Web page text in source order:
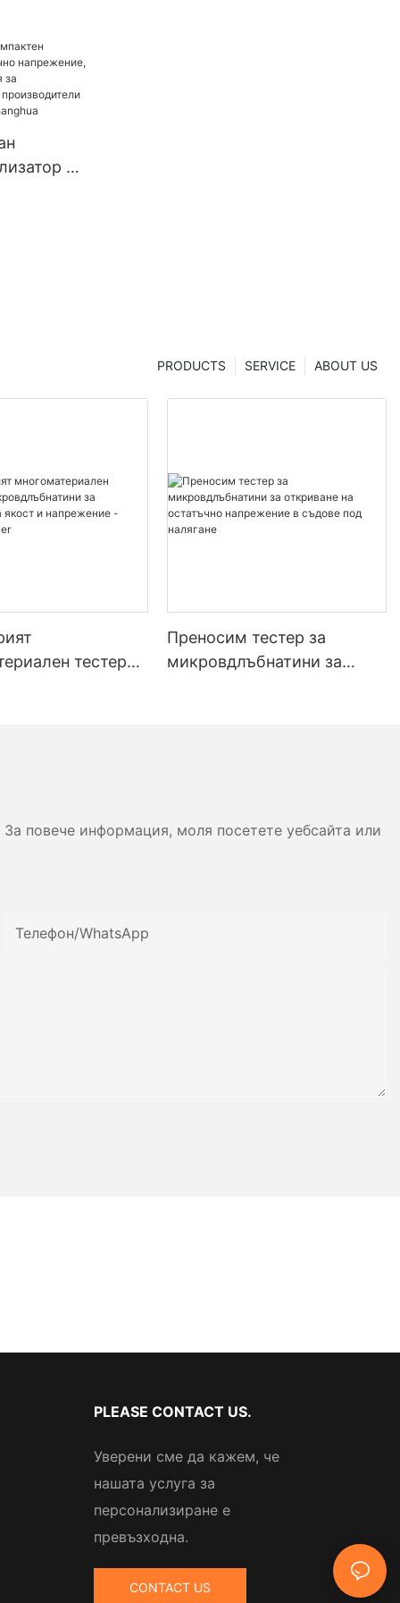
на
ABOUT US
SERVICE
PRODUCTS
тестер
Преносим тестер за
микровдлъбнатини за
повече информация, моля посетете уебсайта или
Телефон/WhatsApp
PLEASE CONTACT US.
Уверени сме да кажем, че
нашата услуга за
персонализиране е
превъзходна.
CONTACT US